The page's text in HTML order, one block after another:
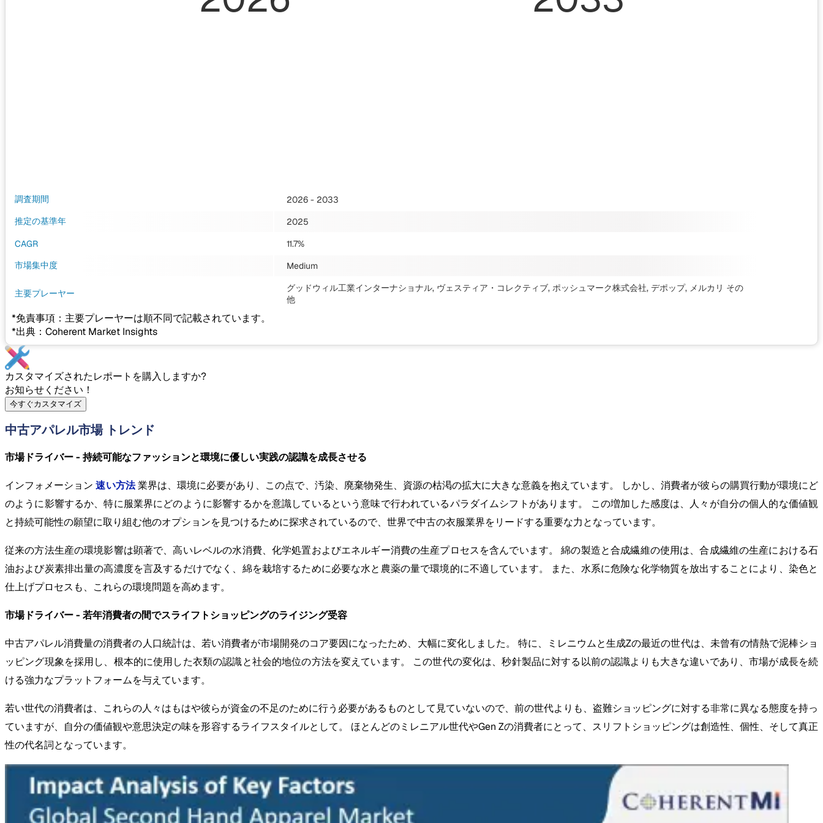
調査期間
2026 - 2033
推定の基準年
2025
CAGR
11.7%
市場集中度
Medium
主要プレーヤー グッドウィル工業インターナショナル, ヴェスティア・コレクティブ, ポッシュマーク株式会社, デポップ, メルカリ その
他
*免責事項：主要プレーヤーは順不同で記載されています。
*出典：Coherent Market Insights
カスタマイズされたレポートを購入しますか?
お知らせください！
今すぐカスタマイズ
中古アパレル市場 トレンド
市場ドライバー - 持続可能なファッションと環境に優しい実践の認識を成長させる
インフォメーション速い方法業界は、環境に必要があり、この点で、汚染、廃棄物発生、資源の枯渇の拡大に大きな意義を抱えています。 しかし、消費者が彼らの購買行動が環境にど
のように影響するか、特に服業界にどのように影響するかを意識しているという意味で行われているパラダイムシフトがあります。 この増加した感度は、人々が自分の個人的な価値観
と持続可能性の願望に取り組む他のオプションを見つけるために探求されているので、世界で中古の衣服業界をリードする重要な力となっています。
従来の方法生産の環境影響は顕著で、高いレベルの水消費、化学処置およびエネルギー消費の生産プロセスを含んでいます。 綿の製造と合成繊維の使用は、合成繊維の生産における石
油および炭素排出量の高濃度を言及するだけでなく、綿を栽培するために必要な水と農薬の量で環境的に不適しています。 また、水系に危険な化学物質を放出することにより、染色と
仕上げプロセスも、これらの環境問題を高めます。
市場ドライバー - 若年消費者の間でスライフトショッピングのライジング受容
中古アパレル消費量の消費者の人口統計は、若い消費者が市場開発のコア要因になったため、大幅に変化しました。 特に、ミレニウムと生成Zの最近の世代は、未曾有の情熱で泥棒ショ
ッピング現象を採用し、根本的に使用した衣類の認識と社会的地位の方法を変えています。 この世代の変化は、秒針製品に対する以前の認識よりも大きな違いであり、市場が成長を続
ける強力なプラットフォームを与えています。
若い世代の消費者は、これらの人々はもはや彼らが資金の不足のために行う必要があるものとして見ていないので、前の世代よりも、盗難ショッピングに対する非常に異なる態度を持っ
ていますが、自分の価値観や意思決定の味を形容するライフスタイルとして。 ほとんどのミレニアル世代やGen Zの消費者にとって、スリフトショッピングは創造性、個性、そして真正
性の代名詞となっています。